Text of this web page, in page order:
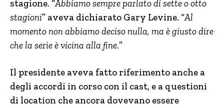
stagione. “Abbiamo sempre parlato di sette o otto
stagioni” aveva dichiarato Gary Levine. “Al
momento non abbiamo deciso nulla, ma è giusto dire
che la serie è vicina alla fine.”
Il presidente aveva fatto riferimento anche a
degli accordi in corso con il cast, e a questioni
di location che ancora dovevano essere